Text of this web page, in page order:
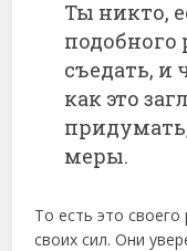
Ты никто,
съедать, и
как это
меры.
То есть это
своих сил. Они